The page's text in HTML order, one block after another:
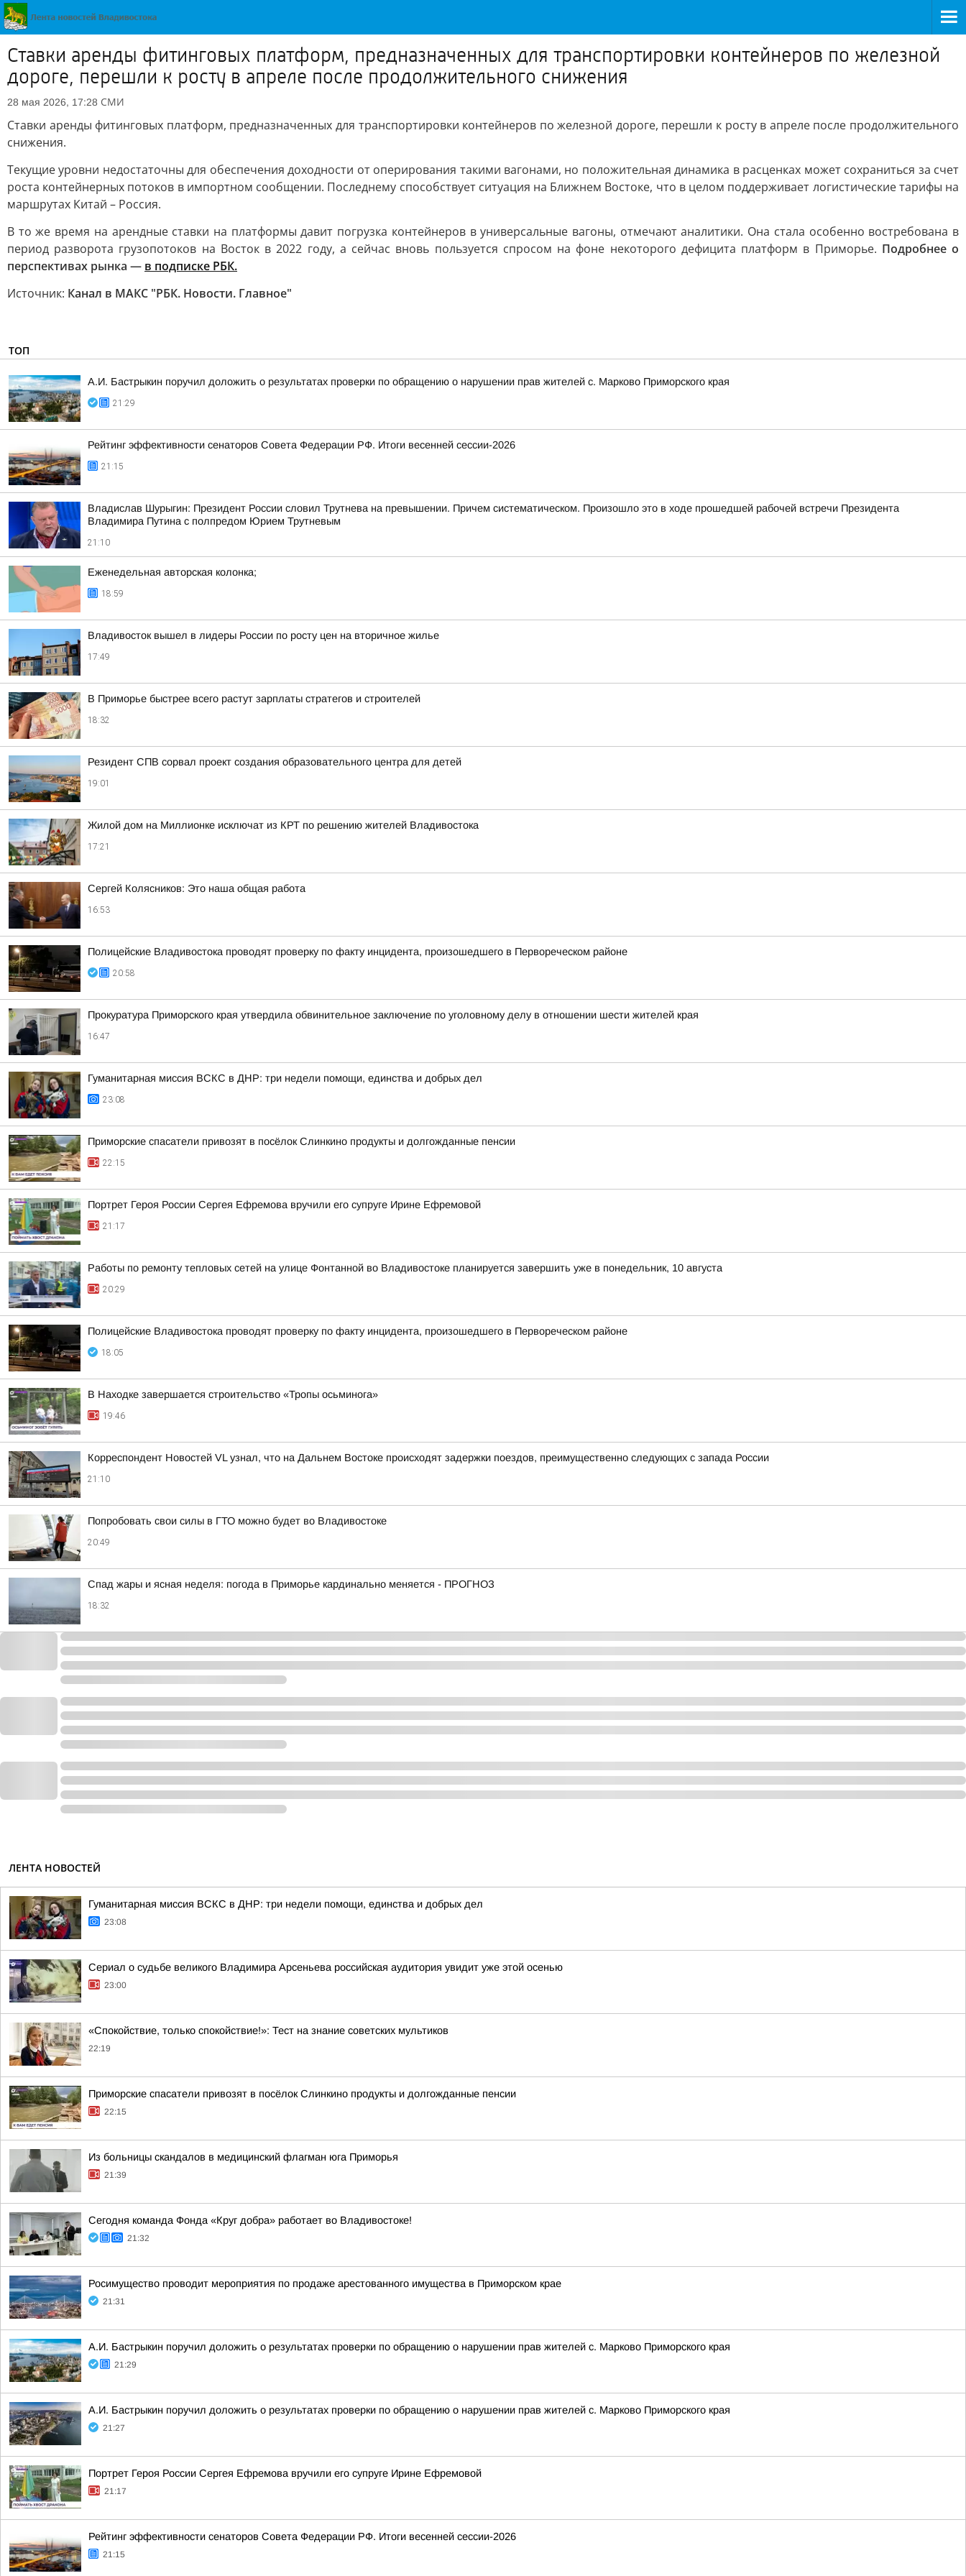
Ставки аренды фитинговых платформ, предназначенных для транспортировки контейнеров по железной
дороге, перешли к росту в апреле после продолжительного снижения
28 мая 2026, 17:28 СМИ
Ставки аренды фитинговых платформ, предназначенных для транспортировки контейнеров по железной дороге, перешли к росту в апреле после продолжительного
снижения.
Текущие уровни недостаточны для обеспечения доходности от оперирования такими вагонами, но положительная динамика в расценках может сохраниться за счет
роста контейнерных потоков в импортном сообщении. Последнему способствует ситуация на Ближнем Востоке, что в целом поддерживает логистические тарифы на
маршрутах Китай – Россия.
В то же время на арендные ставки на платформы давит погрузка контейнеров в универсальные вагоны, отмечают аналитики. Она стала особенно востребована в
период разворота грузопотоков на Восток в 2022 году, а сейчас вновь пользуется спросом на фоне некоторого дефицита платформ в Приморье. Подробнее о
перспективах рынка — в подписке РБК.
Источник: Канал в МАКС "РБК. Новости. Главное"
ТОП
А.И. Бастрыкин поручил доложить о результатах проверки по обращению о нарушении прав жителей с. Марково Приморского края
21:29
Рейтинг эффективности сенаторов Совета Федерации РФ. Итоги весенней сессии-2026
21:15
Владислав Шурыгин: Президент России словил Трутнева на превышении. Причем систематическом. Произошло это в ходе прошедшей рабочей встречи Президента
Владимира Путина с полпредом Юрием Трутневым
21:10
Еженедельная авторская колонка;
18:59
Владивосток вышел в лидеры России по росту цен на вторичное жилье
17:49
В Приморье быстрее всего растут зарплаты стратегов и строителей
18:32
Резидент СПВ сорвал проект создания образовательного центра для детей
19:01
Жилой дом на Миллионке исключат из КРТ по решению жителей Владивостока
17:21
Сергей Колясников: Это наша общая работа
16:53
Полицейские Владивостока проводят проверку по факту инцидента, произошедшего в Первореческом районе
20:58
Прокуратура Приморского края утвердила обвинительное заключение по уголовному делу в отношении шести жителей края
16:47
Гуманитарная миссия ВСКС в ДНР: три недели помощи, единства и добрых дел
23:08
Приморские спасатели привозят в посёлок Слинкино продукты и долгожданные пенсии
22:15
Портрет Героя России Сергея Ефремова вручили его супруге Ирине Ефремовой
21:17
Работы по ремонту тепловых сетей на улице Фонтанной во Владивостоке планируется завершить уже в понедельник, 10 августа
20:29
Полицейские Владивостока проводят проверку по факту инцидента, произошедшего в Первореческом районе
18:05
В Находке завершается строительство «Тропы осьминога»
19:46
Корреспондент Новостей VL узнал, что на Дальнем Востоке происходят задержки поездов, преимущественно следующих с запада России
21:10
Попробовать свои силы в ГТО можно будет во Владивостоке
20:49
Спад жары и ясная неделя: погода в Приморье кардинально меняется - ПРОГНОЗ
18:32
ЛЕНТА НОВОСТЕЙ
Гуманитарная миссия ВСКС в ДНР: три недели помощи, единства и добрых дел
23:08
Сериал о судьбе великого Владимира Арсеньева российская аудитория увидит уже этой осенью
23:00
«Спокойствие, только спокойствие!»: Тест на знание советских мультиков
22:19
Приморские спасатели привозят в посёлок Слинкино продукты и долгожданные пенсии
22:15
Из больницы скандалов в медицинский флагман юга Приморья
21:39
Сегодня команда Фонда «Круг добра» работает во Владивостоке!
21:32
Росимущество проводит мероприятия по продаже арестованного имущества в Приморском крае
21:31
А.И. Бастрыкин поручил доложить о результатах проверки по обращению о нарушении прав жителей с. Марково Приморского края
21:29
А.И. Бастрыкин поручил доложить о результатах проверки по обращению о нарушении прав жителей с. Марково Приморского края
21:27
Портрет Героя России Сергея Ефремова вручили его супруге Ирине Ефремовой
21:17
Рейтинг эффективности сенаторов Совета Федерации РФ. Итоги весенней сессии-2026
21:15